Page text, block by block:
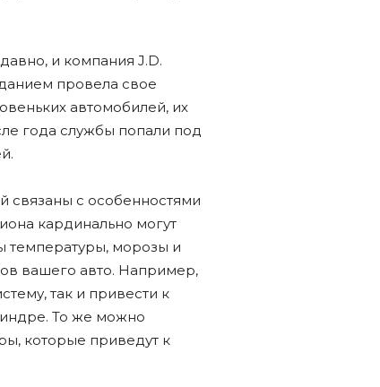
и компания J.D.
провела свое
автомобилей, их
года службы попали под
связаны с особенностями
кардинально могут
температуры, морозы и
вашего авто. Например,
так и привести к
То же можно
которые приведут к